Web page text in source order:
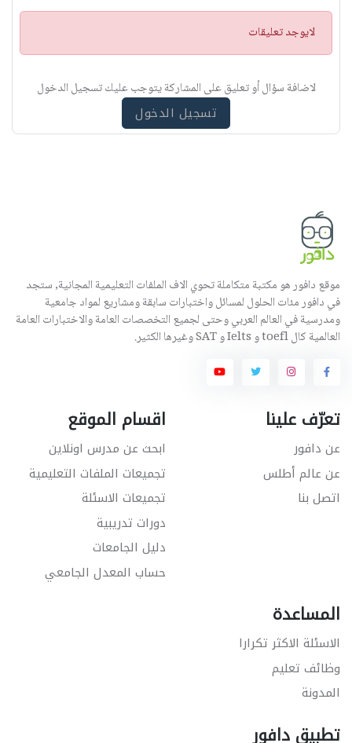
ت
ن
ي
لايوجد تعليقات
لاضافة سؤال أو تعليق على المشاركة يتوجب عليك تسجيل الدخول
تسجيل الدخول
موقع دافور هو مكتبة متكاملة تحوي الاف الملفات التعليمية المجانية, ستجد
في دافور مئات الحلول لمسائل واختبارات سابقة ومشاريع لمواد جامعية
ومدرسية في العالم العربي وحتى لجميع التخصصات العامة والاختبارات العامة
العالمية كال toefl و Ielts و SAT وغيرها الكثير.
تعرّف علينا
عن دافور
عن عالم أطلس
اتصل بنا
اقسام الموقع
ابحث عن مدرس اونلاين
تجميعات الملفات التعليمية
تجميعات الاسئلة
دورات تدريبية
دليل الجامعات
حساب المعدل الجامعي
المساعدة
الاسئلة الاكثر تكرارا
وظائف تعليم
المدونة
تطبيق دافور